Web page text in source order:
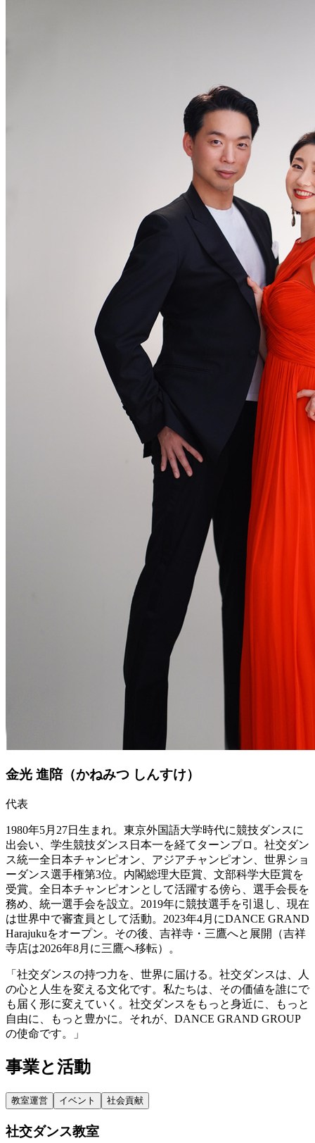
金光 進陪（かねみつ しんすけ）
代表
1980年5月27日生まれ。東京外国語大学時代に競技ダンスに
出会い、学生競技ダンス日本一を経てターンプロ。社交ダン
ス統一全日本チャンピオン、アジアチャンピオン、世界ショ
ーダンス選手権第3位。内閣総理大臣賞、文部科学大臣賞を
受賞。全日本チャンピオンとして活躍する傍ら、選手会長を
務め、統一選手会を設立。2019年に競技選手を引退し、現在
は世界中で審査員として活動。2023年4月にDANCE GRAND
Harajukuをオープン。その後、吉祥寺・三鷹へと展開（吉祥
寺店は2026年8月に三鷹へ移転）。
「社交ダンスの持つ力を、世界に届ける。社交ダンスは、人
の心と人生を変える文化です。私たちは、その価値を誰にで
も届く形に変えていく。社交ダンスをもっと身近に、もっと
自由に、もっと豊かに。それが、DANCE GRAND GROUP
の使命です。」
事業と活動
教室運営 イベント 社会貢献
社交ダンス教室